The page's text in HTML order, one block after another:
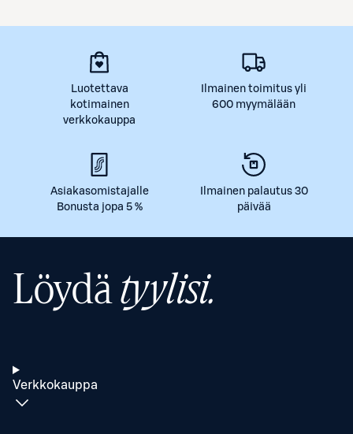
Luotettava
kotimainen
verkkokauppa
Ilmainen toimitus yli
600 myymälään
Asiakasomistajalle
Bonusta jopa 5 %
Ilmainen palautus 30
päivää
Löydätyylisi.
Verkkokauppa